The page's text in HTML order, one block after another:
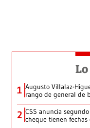
1 Augusto Villalaz-
rango de general de
2 CSS anuncia
cheque tienen fechas